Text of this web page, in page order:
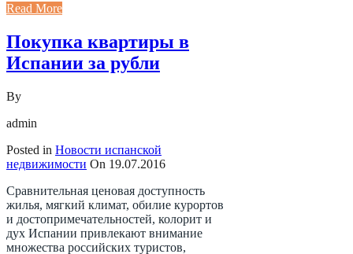
Read More
Покупка квартиры в
Испании за рубли
By
admin
Posted in Новости испанской
недвижимости On 19.07.2016
Сравнительная ценовая доступность
жилья, мягкий климат, обилие курортов
и достопримечательностей, колорит и
дух Испании привлекают внимание
множества российских туристов,